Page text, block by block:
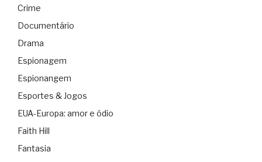
Crime
Documentário
Drama
Espionagem
Espionangem
Esportes & Jogos
EUA-Europa: amor e ódio
Faith Hill
Fantasia